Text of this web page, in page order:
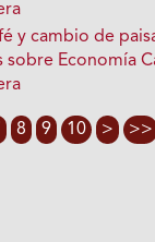
y cambio de
sobre Economía
8 9 10 > >>